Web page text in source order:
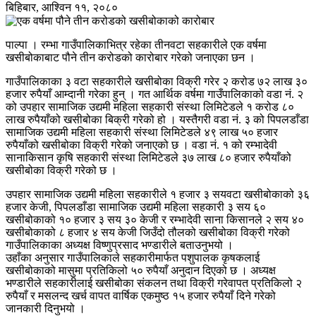
बिहिबार, आश्विन ११, २०८०
पाल्पा । रम्भा गाउँपालिकाभित्र रहेका तीनवटा सहकारीले एक वर्षमा
खसीबोकाबाट पौने तीन करोडको कारोबार गरेको जनाएका छन ।
गाउँपालिकाका ३ वटा सहकारीले खसीबोका विक्री गरेर २ करोड ७२ लाख ३०
हजार रुपैयाँ आम्दानी गरेका हुन् । गत आर्थिक वर्षमा गाउँपालिकाको वडा नं. २
को उपहार सामाजिक उद्यमी महिला सहकारी संस्था लिमिटेडले १ करोड ८०
लाख रुपैयाँको खसीबोका बिक्री गरेको हो । यस्तैगरी वडा नं. ३ को पिपलडाँडा
सामाजिक उद्यमी महिला सहकारी संस्था लिमिटेडले ४९ लाख ५० हजार
रुपैयाँको खसीबोका विक्री गरेको जनाएको छ । वडा नं. १ को रम्भादेवी
सानाकिसान कृषि सहकारी संस्था लिमिटेडले ३७ लाख ८० हजार रुपैयाँको
खसीबोका विक्री गरेको छ ।
उपहार सामाजिक उद्यमी महिला सहकारीले १ हजार ३ सयवटा खसीबोकाको ३६
हजार केजी, पिपलडाँडा सामाजिक उद्यमी महिला सहकारी ३ सय ६०
खसीबोकाको १० हजार ३ सय ३० केजी र रम्भादेवी साना किसानले २ सय ४०
खसीबोकाको ८ हजार ४ सय केजी जिउँदो तौलको खसीबोका विक्री गरेको
गाउँपालिकाका अध्यक्ष विष्णुप्रसाद भण्डारीले बताउनुभयो ।
उहाँका अनुसार गाउँपालिकाले सहकारीमार्फत पशुपालक कृषकलाई
खसीबोकाको मासुमा प्रतिकिलो ५० रुपैयाँ अनुदान दिएको छ । अध्यक्ष
भण्डारीले सहकारीलाई खसीबोका संकलन तथा विक्री गरेवापत प्रतिकिलो २
रुपैयाँ र मसलन्द खर्च वापत वार्षिक एकमुष्ठ १५ हजार रुपैयाँ दिने गरेको
जानकारी दिनुभयो ।